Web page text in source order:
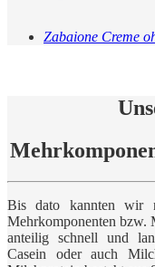
Zabaione Creme
Bis dato kannten wir
Mehrkomponenten bzw.
anteilig schnell und
Casein oder auch